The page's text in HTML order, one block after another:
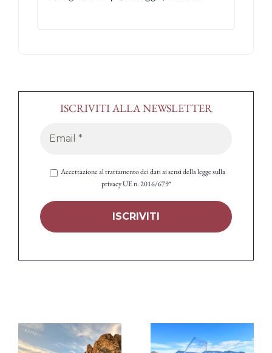
ISCRIVITI ALLA NEWSLETTER
Accettazione al trattamento dei dati ai sensi della legge sulla
privacy UE n. 2016/679*